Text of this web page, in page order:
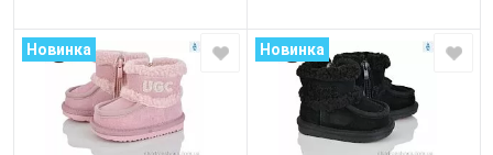
Новинка Новинка